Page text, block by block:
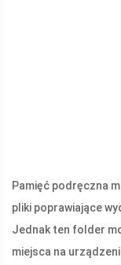
Pamięć podręczna
pliki poprawiające
Jednak ten folder
miejsca na